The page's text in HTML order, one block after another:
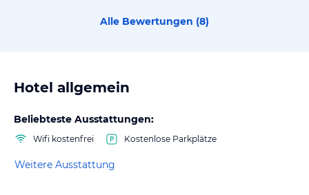
Alle Bewertungen (8)
Hotel allgemein
Beliebteste Ausstattungen:
Wifi kostenfrei Kostenlose Parkplätze
Weitere Ausstattung